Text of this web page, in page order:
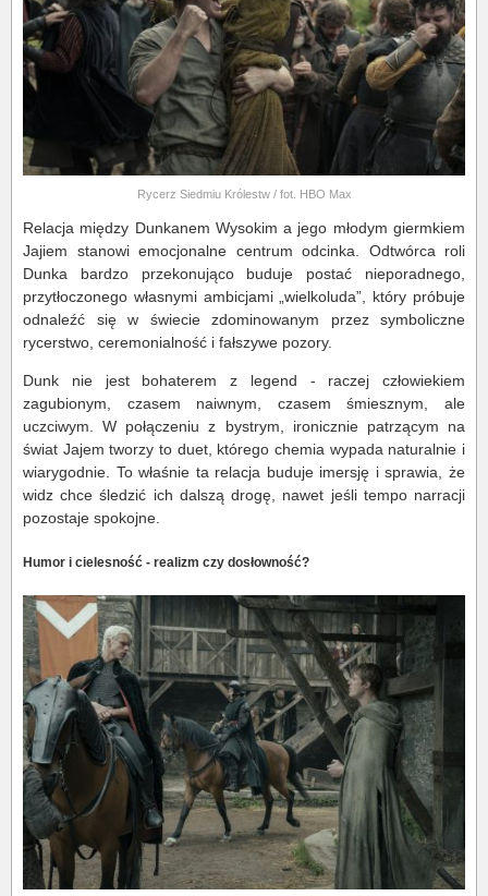
Rycerz Siedmiu Królestw / fot. HBO Max
Relacja między Dunkanem Wysokim a jego młodym giermkiem
Jajiem stanowi emocjonalne centrum odcinka. Odtwórca roli
Dunka bardzo przekonująco buduje postać nieporadnego,
przytłoczonego własnymi ambicjami „wielkoluda”, który próbuje
odnaleźć się w świecie zdominowanym przez symboliczne
rycerstwo, ceremonialność i fałszywe pozory.
Dunk nie jest bohaterem z legend - raczej człowiekiem
zagubionym, czasem naiwnym, czasem śmiesznym, ale
uczciwym. W połączeniu z bystrym, ironicznie patrzącym na
świat Jajem tworzy to duet, którego chemia wypada naturalnie i
wiarygodnie. To właśnie ta relacja buduje imersję i sprawia, że
widz chce śledzić ich dalszą drogę, nawet jeśli tempo narracji
pozostaje spokojne.
Humor i cielesność - realizm czy dosłowność?